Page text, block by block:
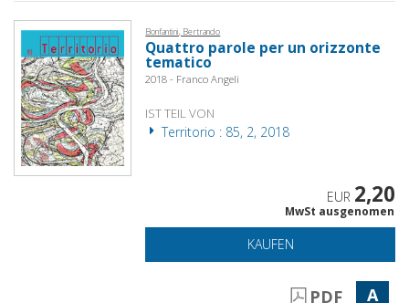
Bonfantini, Bertrando
Quattro parole per un orizzonte
tematico
2018 - Franco Angeli
IST TEIL VON
Territorio : 85, 2, 2018
EUR 2,20
MwSt ausgenomen
KAUFEN
PDF A